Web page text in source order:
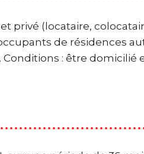
privé (locataire,
de résidences
: être domicilié